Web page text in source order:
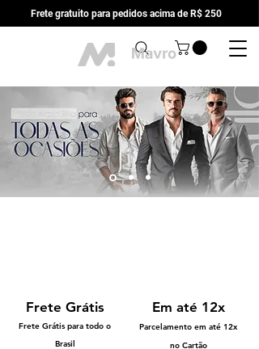
Frete gratuito para pedidos acima de R$ 250
Frete Grátis
Frete Grátis para todo o
Brasil
Em até 12x
Parcelamento em até 12x
no Cartão